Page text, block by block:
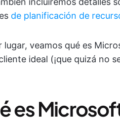
de planificación de
lugar, veamos qué es
ideal (¡que quizá no
es